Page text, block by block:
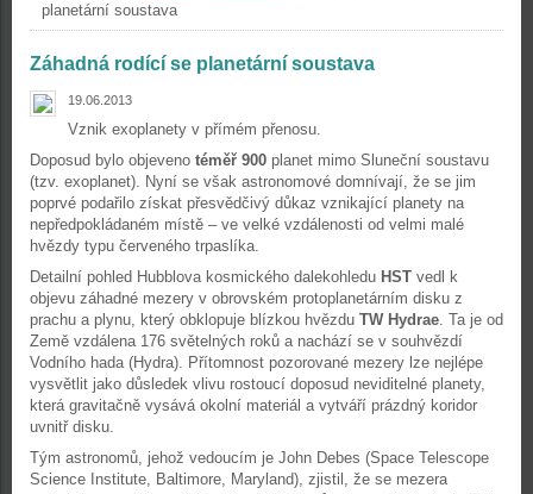
planetární soustava
Záhadná rodící se planetární soustava
19.06.2013
Vznik exoplanety v přímém přenosu.
Doposud bylo objeveno téměř 900 planet mimo Sluneční soustavu
(tzv. exoplanet). Nyní se však astronomové domnívají, že se jim
poprvé podařilo získat přesvědčivý důkaz vznikající planety na
nepředpokládaném místě – ve velké vzdálenosti od velmi malé
hvězdy typu červeného trpaslíka.
Detailní pohled Hubblova kosmického dalekohledu HST vedl k
objevu záhadné mezery v obrovském protoplanetárním disku z
prachu a plynu, který obklopuje blízkou hvězdu TW Hydrae. Ta je od
Země vzdálena 176 světelných roků a nachází se v souhvězdí
Vodního hada (Hydra). Přítomnost pozorované mezery lze nejlépe
vysvětlit jako důsledek vlivu rostoucí doposud neviditelné planety,
která gravitačně vysává okolní materiál a vytváří prázdný koridor
uvnitř disku.
Tým astronomů, jehož vedoucím je John Debes (Space Telescope
Science Institute, Baltimore, Maryland), zjistil, že se mezera